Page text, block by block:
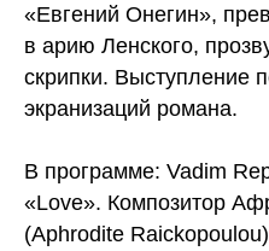
«Евгений Онегин»,
в арию Ленского,
скрипки. Выступление
экранизаций романа.
В программе: Vadim
«Love». Композитор
(Aphrodite